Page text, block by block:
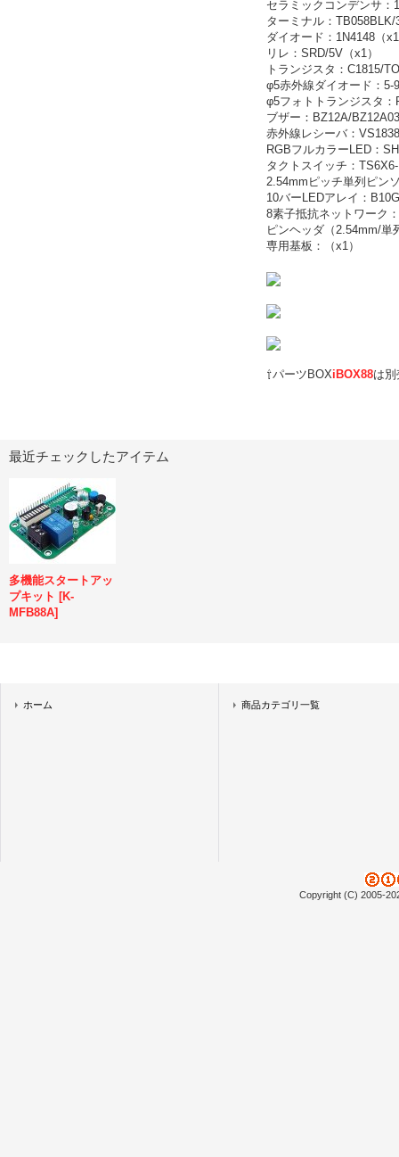
セラミックコンデンサ：
ターミナル：TB058BLK/
ダイオード：1N4148（
リレ：SRD/5V（x1）
トランジスタ：C1815/
φ5赤外線ダイオード：5-
φ5フォトトランジスタ：
ブザー：BZ12A/
赤外線レシーバ：
RGBフルカラーLED：
タクトスイッチ：
2.54mmピッチ単列ピン
10バーLEDアレイ：
8素子抵抗ネットワーク
ピンヘッダ（2.54mm/単
専用基板：（x1）
⇧パーツBOXiBOX88は
最近チェックしたアイテム
多機能スタートアッ
プキット [K-
MFB88A]
ホーム 商品カテゴリ一覧
Copyright (C) 2005-